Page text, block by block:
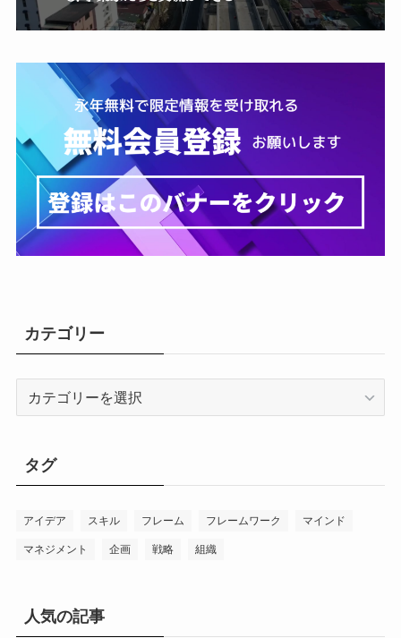
カテゴリー
ー
タグ
アイデア スキル フレーム フレームワーク マインド
マネジメント 企画 戦略 組織
人気の記事